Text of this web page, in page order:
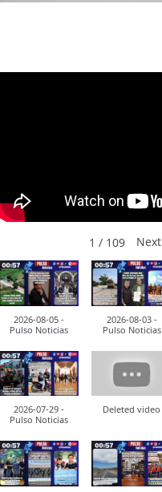
1 / 109 Next
2026-08-05 -
Pulso Noticias
2026-08-03 -
Pulso Noticias
2026-07-29 -
Pulso Noticias
Deleted video